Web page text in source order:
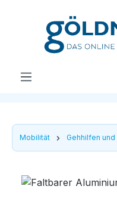
Zum Hauptinhalt springen
Mobilität Gehhilfen
Bildergalerie